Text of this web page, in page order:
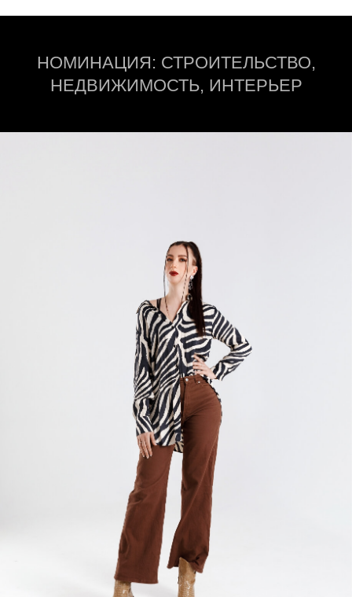
НОМИНАЦИЯ: СТРОИТЕЛЬСТВО,
НЕДВИЖИМОСТЬ, ИНТЕРЬЕР